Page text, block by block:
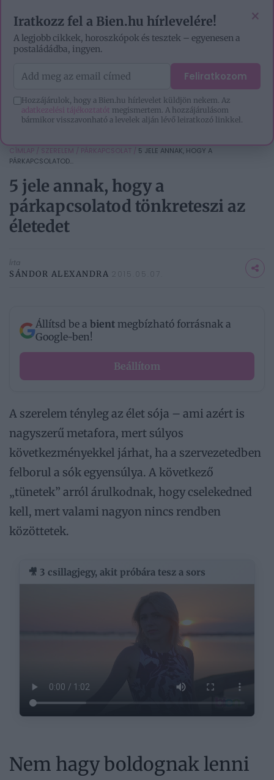
CÍMLAP / SZERELEM / PÁRKAPCSOLAT / 5 JELE ANNAK, HOGY A
PÁRKAPCSOLATOD...
5 jele annak, hogy a
párkapcsolatod tönkreteszi az
életedet
Írta
SÁNDOR ALEXANDRA 2015.05.07.
Állítsd be a bient megbízható forrásnak a
Google-ben!
Beállítom
A szerelem tényleg az élet sója – ami azért is
nagyszerű metafora, mert súlyos
következményekkel járhat, ha a szervezetedben
felborul a sók egyensúlya. A következő
„tünetek” arról árulkodnak, hogy cselekedned
kell, mert valami nagyon nincs rendben
közöttetek.
🎥 3 csillagjegy, akit próbára tesz a sors
Nem hagy boldognak lenni
×
Iratkozz fel a Bien.hu hírlevelére!
A legjobb cikkek, horoszkópok és tesztek – egyenesen a
postaládádba, ingyen.
Feliratkozom
Hozzájárulok, hogy a Bien.hu hírlevelet küldjön nekem. Az
adatkezelési tájékoztatót megismertem. A hozzájárulásom
bármikor visszavonható a levelek alján lévő leiratkozó linkkel.